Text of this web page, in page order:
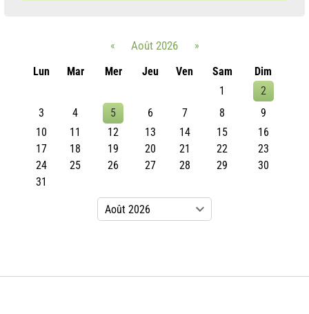
« Août 2026
»
Lun
Mar Mer Jeu Ven Sam
Dim
1
2
3
4 5 6 7 8
9
10
11 12 13 14 15
16
17
18 19 20 21 22
23
24
25 26 27 28 29
30
31